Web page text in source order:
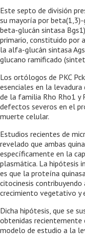
Este septo de división
su mayoría por
beta-glucán sintasa
primario, constituido por
la alfa-glucán sintasa
glucano ramificado
Los ortólogos de PKC
esenciales en la
de la familia Rho Rho1 y
defectos severos en el
muerte celular.
Estudios recientes de
revelado que ambas
específicamente en la
plasmática. La hipótesis
es que la proteína
citocinesis
crecimiento vegetativo y
Dicha hipótesis, que se
obtenidas
modelo de estudio a la